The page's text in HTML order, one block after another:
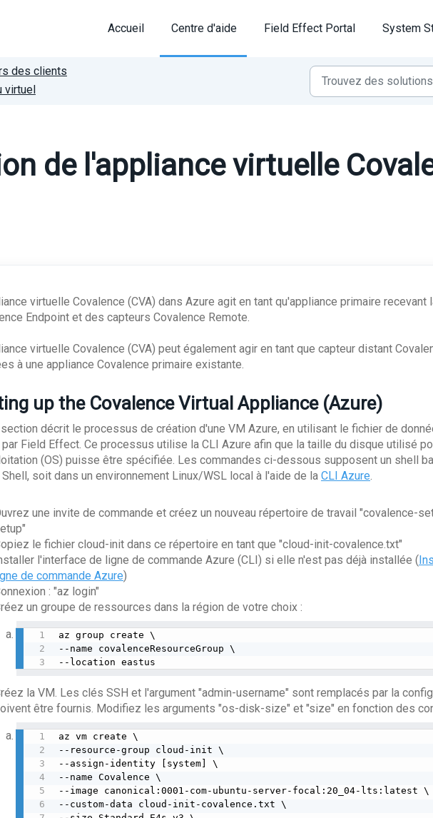
Accueil
Centre d'aide Field Effect Portal System
des clients
virtuel
de l'appliance virtuelle
virtuelle Covalence (CVA) dans Azure agit en tant qu'appliance primaire
Endpoint et des capteurs Covalence Remote.
virtuelle Covalence (CVA) peut également agir en tant que capteur distant
à une appliance Covalence primaire existante.
up the Covalence Virtual Appliance (Azure)
décrit le processus de création d'une VM Azure, en utilisant le fichier de
Field Effect. Ce processus utilise la CLI Azure afin que la taille du disque utilisé
(OS) puisse être spécifiée. Les commandes ci-dessous supposent un shell
Shell, soit dans un environnement Linux/WSL local à l'aide de la CLI Azure.
une invite de commande et créez un nouveau répertoire de travail "covalence-
le fichier cloud-init dans ce répertoire en tant que "cloud-init-covalence.txt"
l'interface de ligne de commande Azure (CLI) si elle n'est pas déjà installée (
de commande Azure)
: "az login"
un groupe de ressources dans la région de votre choix :
az group create \
--name covalenceResourceGroup \
--location eastus
la VM. Les clés SSH et l'argument "admin-username" sont remplacés par la
être fournis. Modifiez les arguments "os-disk-size" et "size" en fonction des
az vm create \
--resource-group cloud-init \
--assign-identity [system] \
--name Covalence \
--image canonical:0001-com-ubuntu-server-focal:20_04-lts:latest \
--custom-data cloud-init-covalence.txt \